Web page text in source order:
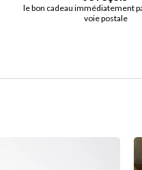
le bon cadeau immédiatement
voie postale